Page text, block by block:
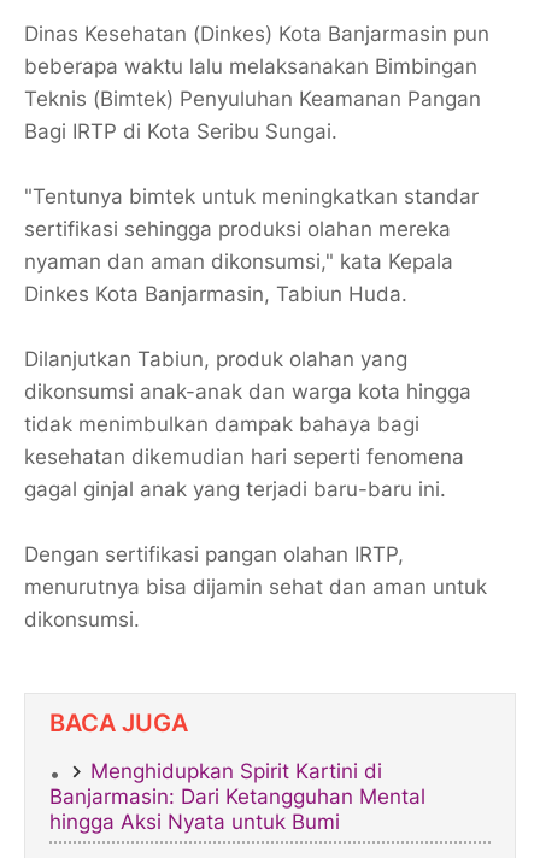
Dinas Kesehatan (Dinkes) Kota Banjarmasin pun
beberapa waktu lalu melaksanakan Bimbingan
Teknis (Bimtek) Penyuluhan Keamanan Pangan
Bagi IRTP di Kota Seribu Sungai.
"Tentunya bimtek untuk meningkatkan standar
sertifikasi sehingga produksi olahan mereka
nyaman dan aman dikonsumsi," kata Kepala
Dinkes Kota Banjarmasin, Tabiun Huda.
Dilanjutkan Tabiun, produk olahan yang
dikonsumsi anak-anak dan warga kota hingga
tidak menimbulkan dampak bahaya bagi
kesehatan dikemudian hari seperti fenomena
gagal ginjal anak yang terjadi baru-baru ini.
Dengan sertifikasi pangan olahan IRTP,
menurutnya bisa dijamin sehat dan aman untuk
dikonsumsi.
BACA JUGA
Menghidupkan Spirit Kartini di
Banjarmasin: Dari Ketangguhan Mental
hingga Aksi Nyata untuk Bumi